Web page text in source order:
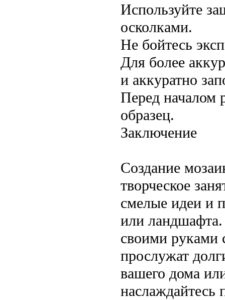
Используйте
осколками.
Не бойтесь
Для более
и аккуратно
Перед началом
образец.
Заключение
Создание
творческое
смелые идеи и
или
своими руками
прослужат
вашего дома
наслаждайтесь